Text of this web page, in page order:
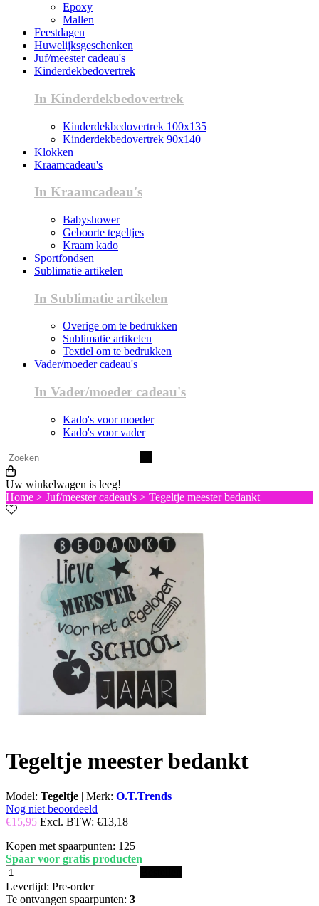
Epoxy
Mallen
Feestdagen
Huwelijksgeschenken
Juf/meester cadeau's
Kinderdekbedovertrek
In Kinderdekbedovertrek
Kinderdekbedovertrek 100x135
Kinderdekbedovertrek 90x140
Klokken
Kraamcadeau's
In Kraamcadeau's
Babyshower
Geboorte tegeltjes
Kraam kado
Sportfondsen
Sublimatie artikelen
In Sublimatie artikelen
Overige om te bedrukken
Sublimatie artikelen
Textiel om te bedrukken
Vader/moeder cadeau's
In Vader/moeder cadeau's
Kado's voor moeder
Kado's voor vader
Uw winkelwagen is leeg!
Home > Juf/meester cadeau's > Tegeltje meester bedankt
Tegeltje meester bedankt
Model: Tegeltje | Merk: O.T.Trends
Nog niet beoordeeld
€15,95 Excl. BTW: €13,18
Kopen met spaarpunten: 125
Spaar voor gratis producten
Levertijd: Pre-order
Te ontvangen spaarpunten: 3